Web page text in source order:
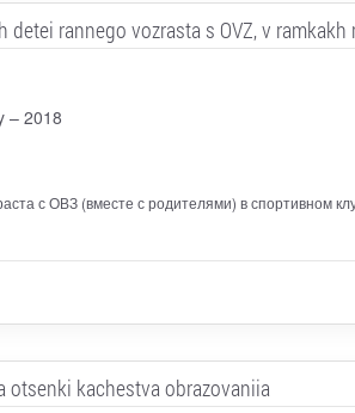
rannego vozrasta s OVZ, v
– 2018
с ОВЗ (вместе с родителями) в спортивном
otsenki kachestva obrazovaniia